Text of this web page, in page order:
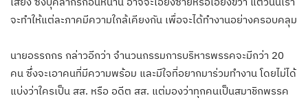
จะทำให้แต่ละภาคมีความใกล้เคียงกัน เพื่อจะได้ทำงานอย่างครอบคลุม
นายอรรถกร กล่าวอีกว่า จำนวนกรรมการบริหารพรรคจะมีกว่า 20
คน ซึ่งจะเอาคนที่มีความพร้อม และมีใจที่อยากมาร่วมทำงาน โดยไม่ได้
แบ่งว่าใครเป็น สส. หรือ อดีต สส. แต่มองว่าทุกคนเป็นสมาชิกพรรค